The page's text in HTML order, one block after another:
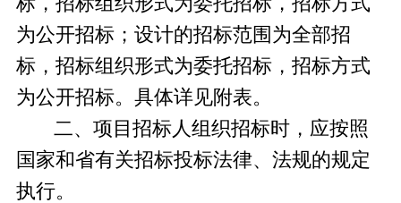
为公开招标；设计的招标范围为全部招
标，招标组织形式为委托招标，招标方式
为公开招标。具体详见附表。
二、项目招标人组织招标时，应按照
国家和省有关招标投标法律、法规的规定
执行。